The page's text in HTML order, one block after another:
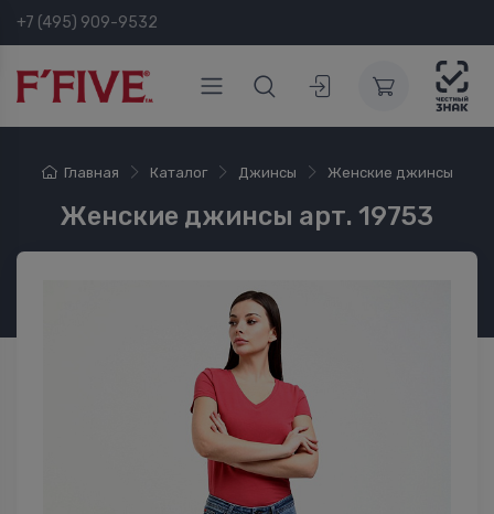
+7 (495) 909-9532
Главная Каталог Джинсы Женские джинсы
Женские джинсы арт. 19753